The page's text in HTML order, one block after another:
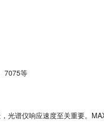
7075等
光谱仪响应速度至关重要。